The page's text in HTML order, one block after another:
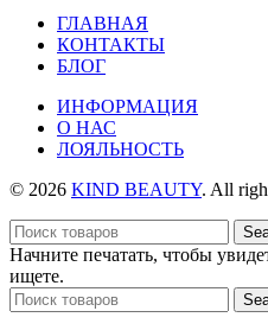
ГЛАВНАЯ
КОНТАКТЫ
БЛОГ
ИНФОРМАЦИЯ
О НАС
ЛОЯЛЬНОСТЬ
© 2026 KIND BEAUTY. All
Начните печатать, чтобы
ищете.